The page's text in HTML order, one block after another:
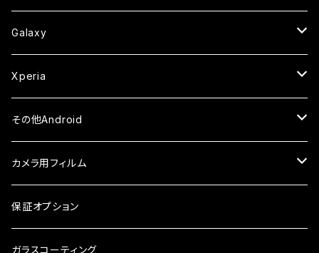
セラミックフィルム
ガラスフィルム
セラミックフィルム
ケース
セラミックフィルム
ガラスフィルム
セラミックフィルム
iPhone6s
ガラスフィルム
ケース・カバー
iPhone6
ガラスフィルム
ケース・カバー
ガラスフィルム
ケース
iPhone6sPlus
ガラスフィルム
ケース
iPhone7Plus
ガラスフィルム
ケース
iPhone8Plus
ガラスフィルム
ケース
ガラスフィルム
セラミックフィルム
ケース
Galaxy
ガラスフィルム
セラミックフィルム
ケース
Xperia
ガラスフィルム
その他Android
AQUOS
ガラスフィルム
arrows
ガラスフィルム
シンプルスマホ
カメラ用フィルム
iPhone
iPhone17e
Android
保証オプション
ガラスコーティング